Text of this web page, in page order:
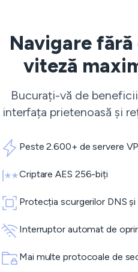
Navigare
viteză
Bucurați-vă de
interfața prietenoasă și
Peste 2.600+ de servere
Criptare AES 256-biți
Protecția scurgerilor DNS și
Interruptor automat de
Mai multe protocoale de